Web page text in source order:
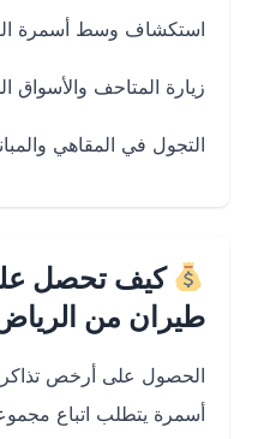
استكشاف وسط أسمرة
زيارة المتاحف والأسواق الشعبية
التجول في المقاهي والمباني
كيف تحصل على
طيران من الرياض
الحصول على أرخص تذاكر
أسمرة يتطلب اتباع مجموعة